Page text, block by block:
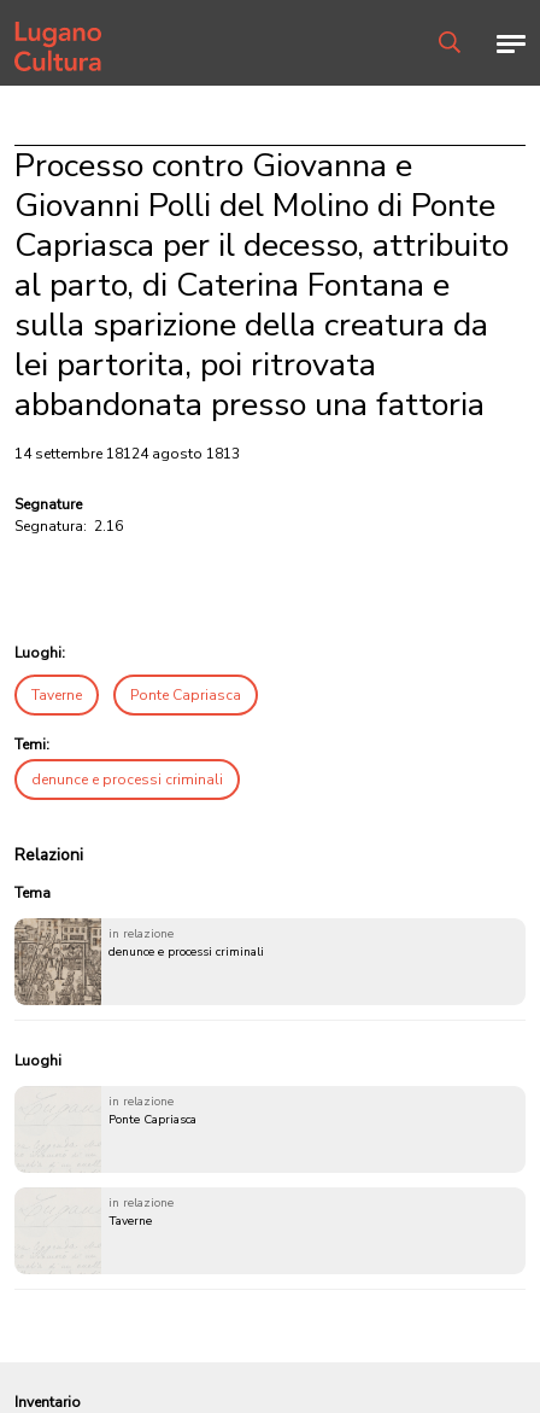
Home page
Processo contro Giovanna e
Giovanni Polli del Molino di Ponte
Capriasca per il decesso, attribuito
al parto, di Caterina Fontana e
sulla sparizione della creatura da
lei partorita, poi ritrovata
abbandonata presso una fattoria
14 settembre 18124 agosto 1813
Segnature
Segnatura: 2.16
Luoghi:
Taverne Ponte Capriasca
Temi:
denunce e processi criminali
Relazioni
Tema
in relazione
denunce e processi criminali
Luoghi
in relazione
Ponte Capriasca
in relazione
Taverne
Inventario